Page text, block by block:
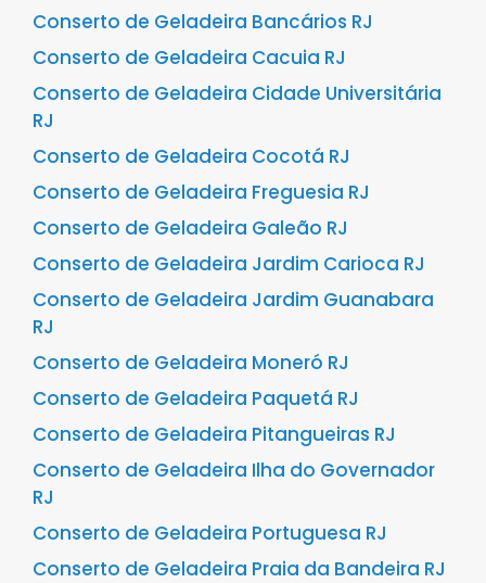
Conserto de Geladeira Bancários RJ
Conserto de Geladeira Cacuia RJ
Conserto de Geladeira Cidade Universitária
RJ
Conserto de Geladeira Cocotá RJ
Conserto de Geladeira Freguesia RJ
Conserto de Geladeira Galeão RJ
Conserto de Geladeira Jardim Carioca RJ
Conserto de Geladeira Jardim Guanabara
RJ
Conserto de Geladeira Moneró RJ
Conserto de Geladeira Paquetá RJ
Conserto de Geladeira Pitangueiras RJ
Conserto de Geladeira Ilha do Governador
RJ
Conserto de Geladeira Portuguesa RJ
Conserto de Geladeira Praia da Bandeira RJ